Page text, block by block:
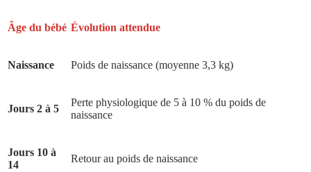
Âge du bébé Évolution attendue
Naissance Poids de naissance (moyenne 3,3 kg)
Jours 2 à 5
Perte physiologique de 5 à 10 % du poids de
naissance
Jours 10 à
14
Retour au poids de naissance